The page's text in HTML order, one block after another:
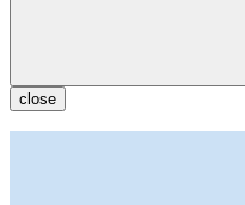
close